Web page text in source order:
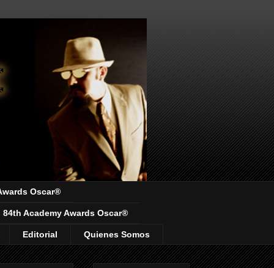
Oscar®
84th Academy Awards Oscar®
Editorial Quienes Somos